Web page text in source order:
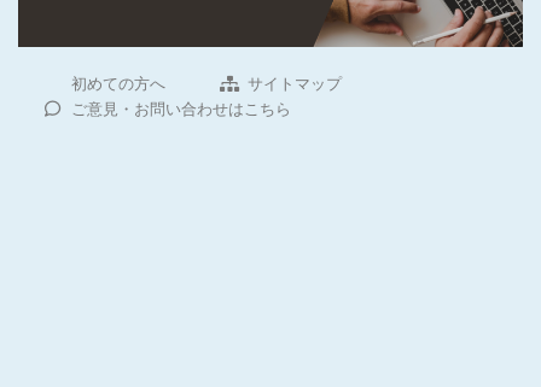
初めての方へ
サイトマップ
ご意見・お問い合わせはこちら